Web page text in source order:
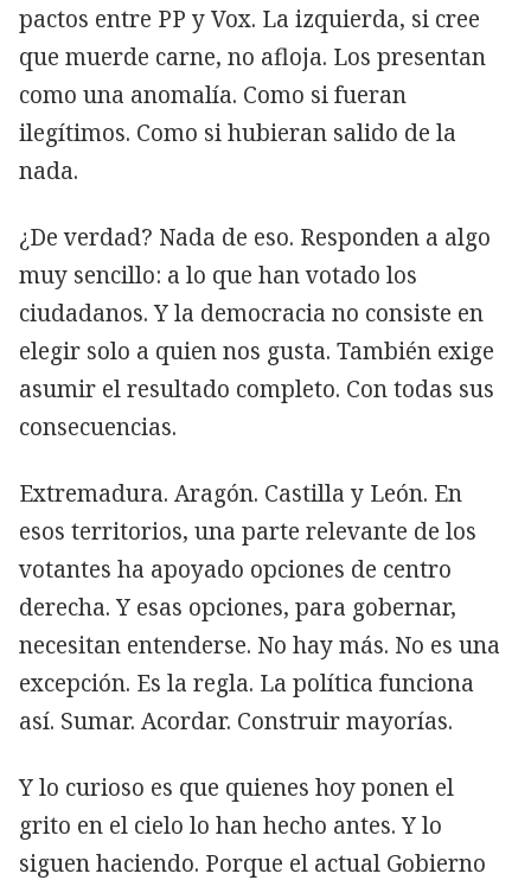
pactos entre PP y Vox. La izquierda, si cree
que muerde carne, no afloja. Los presentan
como una anomalía. Como si fueran
ilegítimos. Como si hubieran salido de la
nada.
¿De verdad? Nada de eso. Responden a algo
muy sencillo: a lo que han votado los
ciudadanos. Y la democracia no consiste en
elegir solo a quien nos gusta. También exige
asumir el resultado completo. Con todas sus
consecuencias.
Extremadura. Aragón. Castilla y León. En
esos territorios, una parte relevante de los
votantes ha apoyado opciones de centro
derecha. Y esas opciones, para gobernar,
necesitan entenderse. No hay más. No es una
excepción. Es la regla. La política funciona
así. Sumar. Acordar. Construir mayorías.
Y lo curioso es que quienes hoy ponen el
grito en el cielo lo han hecho antes. Y lo
siguen haciendo. Porque el actual Gobierno